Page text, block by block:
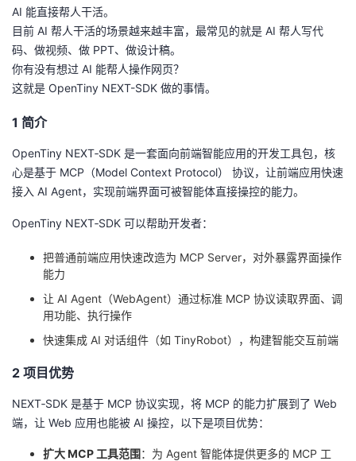
者
我
的
博
客
我
的
论
我
的
我
开
发
Programs
的
AI 能直接帮人干活。
目前 AI 帮人干活的场景越来越丰富，最常见的就是 AI 帮人写代
码、做视频、做 PPT、做设计稿。
你有没有想过 AI 能帮人操作网页？
这就是 OpenTiny NEXT-SDK 做的事情。
1 简介
OpenTiny NEXT‑SDK 是一套面向前端智能应用的开发工具包，核
心是基于 MCP（Model Context Protocol） 协议，让前端应用快速
接入 AI Agent，实现前端界面可被智能体直接操控的能力。
OpenTiny NEXT‑SDK 可以帮助开发者：
把普通前端应用快速改造为 MCP Server，对外暴露界面操作
能力
让 AI Agent（WebAgent）通过标准 MCP 协议读取界面、调
用功能、执行操作
快速集成 AI 对话组件（如 TinyRobot），构建智能交互前端
2 项目优势
NEXT‑SDK 是基于 MCP 协议实现，将 MCP 的能力扩展到了 Web
端，让 Web 应用也能被 AI 操控，以下是项目优势：
扩大 MCP 工具范围：为 Agent 智能体提供更多的 MCP 工